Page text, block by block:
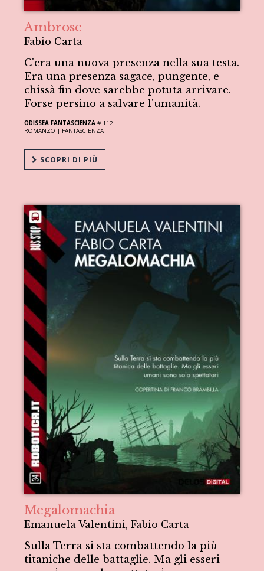
Ambrose
Fabio Carta
C'era una nuova presenza nella sua testa.
Era una presenza sagace, pungente, e
chissà fin dove sarebbe potuta arrivare.
Forse persino a salvare l'umanità.
ODISSEA FANTASCIENZA # 112
ROMANZO | FANTASCIENZA
SCOPRI DI PIÙ
Megalomachia
Emanuela Valentini, Fabio Carta
Sulla Terra si sta combattendo la più
titaniche delle battaglie. Ma gli esseri